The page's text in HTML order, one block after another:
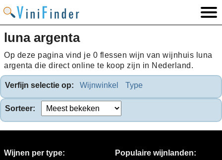
luna argenta
Op deze pagina vind je 0 flessen wijn van wijnhuis luna
argenta die direct online te koop zijn in Nederland.
Verfijn selectie op: Wijnwinkel Type
Sorteer:
Wijnen per type: Populaire wijnlanden: